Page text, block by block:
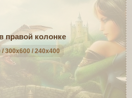
правой колонке
/ 300x600 / 240x400